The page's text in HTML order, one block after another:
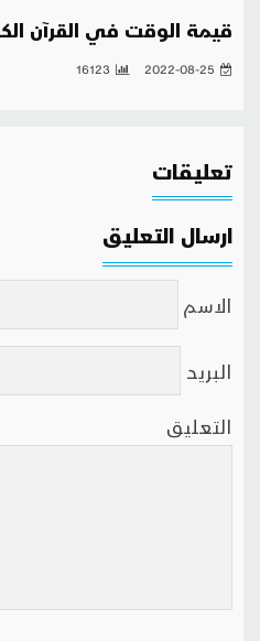
قيمة الوقت في القرآن
2022-08-25
16123
تعليقات
ارسال التعليق
الاسم
البريد
التعليق